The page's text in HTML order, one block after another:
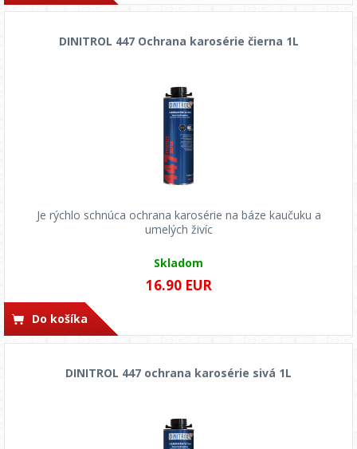
DINITROL 447 Ochrana karosérie čierna 1L
Je rýchlo schnúca ochrana karosérie na báze kaučuku a
umelých živíc
Skladom
16.90 EUR
Do košíka
DINITROL 447 ochrana karosérie sivá 1L